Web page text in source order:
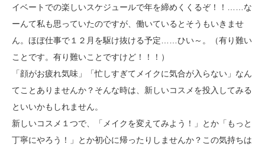
イベートでの楽しいスケジュールで年を締めくくるぞ！！……な
ーんて私も思っていたのですが、働いているとそうもいきませ
ん。ほぼ仕事で１２月を駆け抜ける予定……ひい～。（有り難い
ことです。有り難いことですけど！！！）
「顔がお疲れ気味」「忙しすぎてメイクに気合が入らない」なん
てことありませんか？そんな時は、新しいコスメを投入してみる
といいかもしれません。
新しいコスメ１つで、「メイクを変えてみよう！」とか「もっと
丁寧にやろう！」とか初心に帰ったりしませんか？この気持ちは